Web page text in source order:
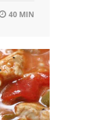
40 MIN